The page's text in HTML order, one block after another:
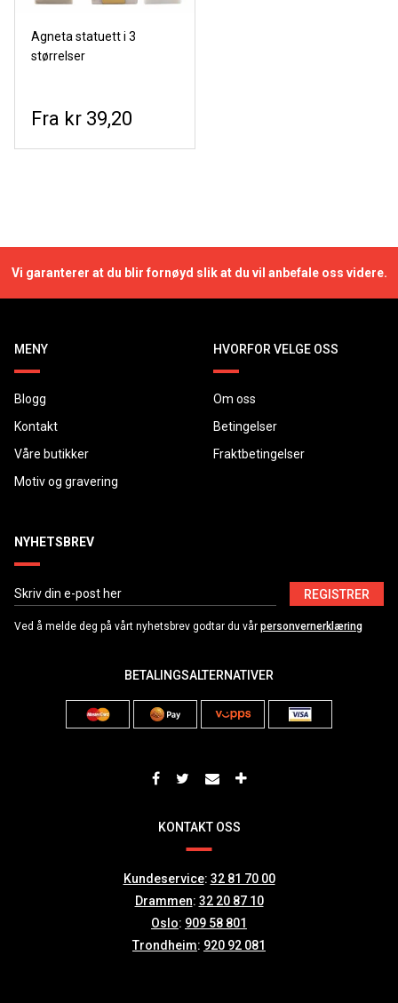
Agneta statuett i 3
størrelser
kr 39,20
Vi garanterer at du blir fornøyd slik at du vil anbefale oss videre.
MENY
Blogg
Kontakt
Våre butikker
Motiv og gravering
HVORFOR VELGE OSS
Om oss
Betingelser
Fraktbetingelser
NYHETSBREV
REGISTRER
Ved å melde deg på vårt nyhetsbrev godtar du vår personvernerklæring
BETALINGSALTERNATIVER
KONTAKT OSS
Kundeservice: 32 81 70 00
Drammen: 32 20 87 10
Oslo: 909 58 801
Trondheim: 920 92 081